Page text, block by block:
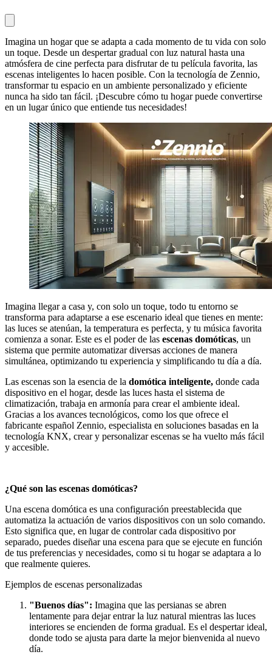
Imagina un hogar que se adapta a cada momento de tu vida con solo
un toque. Desde un despertar gradual con luz natural hasta una
atmósfera de cine perfecta para disfrutar de tu película favorita, las
escenas inteligentes lo hacen posible. Con la tecnología de Zennio,
transformar tu espacio en un ambiente personalizado y eficiente
nunca ha sido tan fácil. ¡Descubre cómo tu hogar puede convertirse
en un lugar único que entiende tus necesidades!
Imagina llegar a casa y, con solo un toque, todo tu entorno se
transforma para adaptarse a ese escenario ideal que tienes en mente:
las luces se atenúan, la temperatura es perfecta, y tu música favorita
comienza a sonar. Este es el poder de las escenas domóticas, un
sistema que permite automatizar diversas acciones de manera
simultánea, optimizando tu experiencia y simplificando tu día a día.
Las escenas son la esencia de la domótica inteligente, donde cada
dispositivo en el hogar, desde las luces hasta el sistema de
climatización, trabaja en armonía para crear el ambiente ideal.
Gracias a los avances tecnológicos, como los que ofrece el
fabricante español Zennio, especialista en soluciones basadas en la
tecnología KNX, crear y personalizar escenas se ha vuelto más fácil
y accesible.
¿Qué son las escenas domóticas?
Una escena domótica es una configuración preestablecida que
automatiza la actuación de varios dispositivos con un solo comando.
Esto significa que, en lugar de controlar cada dispositivo por
separado, puedes diseñar una escena para que se ejecute en función
de tus preferencias y necesidades, como si tu hogar se adaptara a lo
que realmente quieres.
Ejemplos de escenas personalizadas
"Buenos días": Imagina que las persianas se abren
lentamente para dejar entrar la luz natural mientras las luces
interiores se encienden de forma gradual. Es el despertar ideal,
donde todo se ajusta para darte la mejor bienvenida al nuevo
día.